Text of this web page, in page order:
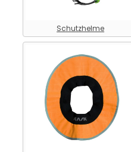
Schutzhelme